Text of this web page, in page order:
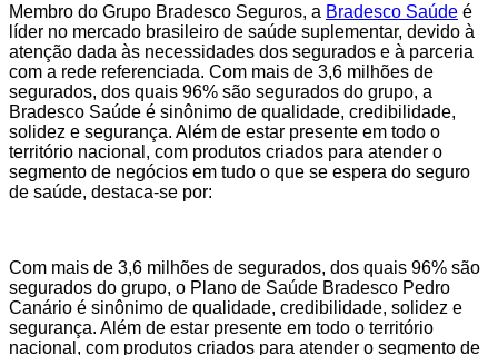
Membro do Grupo Bradesco Seguros, a Bradesco Saúde é
líder no mercado brasileiro de saúde suplementar, devido à
atenção dada às necessidades dos segurados e à parceria
com a rede referenciada. Com mais de 3,6 milhões de
segurados, dos quais 96% são segurados do grupo, a
Bradesco Saúde é sinônimo de qualidade, credibilidade,
solidez e segurança. Além de estar presente em todo o
território nacional, com produtos criados para atender o
segmento de negócios em tudo o que se espera do seguro
de saúde, destaca-se por:
Com mais de 3,6 milhões de segurados, dos quais 96% são
segurados do grupo, o Plano de Saúde Bradesco Pedro
Canário é sinônimo de qualidade, credibilidade, solidez e
segurança. Além de estar presente em todo o território
nacional, com produtos criados para atender o segmento de